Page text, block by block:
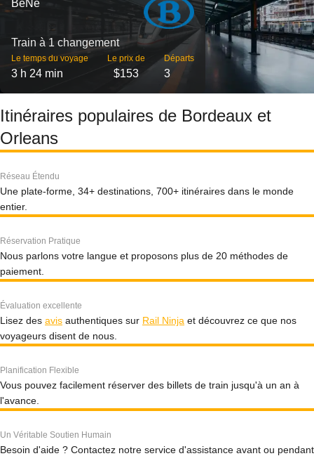
BeNe
Train à 1 changement
Le temps du voyage
3 h 24 min
Le prix de
$153
Départs
3
Itinéraires populaires de Bordeaux et
Orleans
Réseau Étendu
Une plate-forme, 34+ destinations, 700+ itinéraires dans le monde
entier.
Réservation Pratique
Nous parlons votre langue et proposons plus de 20 méthodes de
paiement.
Évaluation excellente
Lisez des avis authentiques sur Rail Ninja et découvrez ce que nos
voyageurs disent de nous.
Planification Flexible
Vous pouvez facilement réserver des billets de train jusqu'à un an à
l'avance.
Un Véritable Soutien Humain
Besoin d'aide ? Contactez notre service d'assistance avant ou pendant